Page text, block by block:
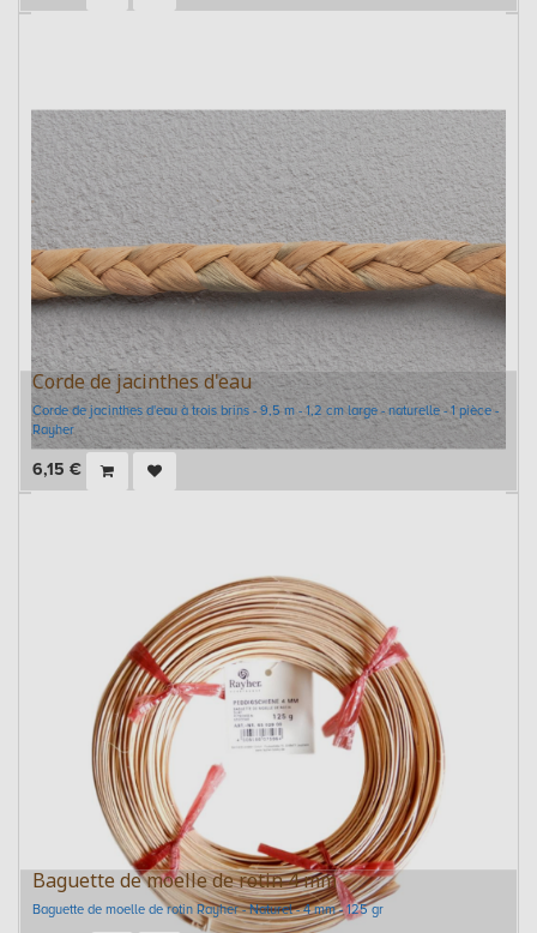
Corde de jacinthes d'eau
Corde de jacinthes d'eau à trois brins - 9,5 m - 1,2 cm large - naturelle - 1 pièce -
Rayher
6,15 €
Baguette de moelle de rotin 4 mm
Baguette de moelle de rotin Rayher - Naturel - 4 mm - 125 gr